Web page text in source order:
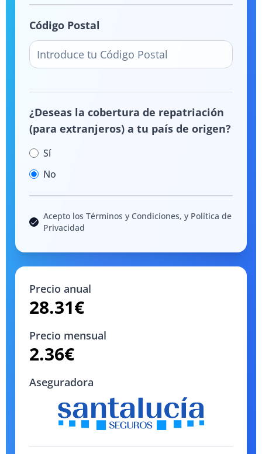
Código Postal
¿Deseas la cobertura de repatriación
(para extranjeros) a tu país de origen?
Sí
No
Acepto los Términos y Condiciones, y Política de
Privacidad
Precio anual
28.31€
Precio mensual
2.36€
Aseguradora